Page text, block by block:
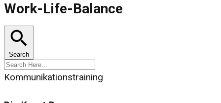
Work-Life-Balance
Search
Kommunikationstraining